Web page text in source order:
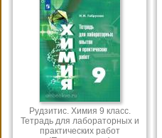
Рудзитис. Химия 9 класс.
Тетрадь для лабораторных и
практических работ